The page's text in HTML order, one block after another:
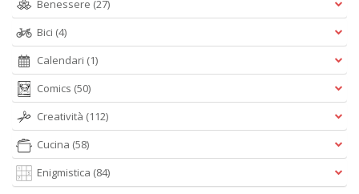
Benessere (27)
Bici (4)
Calendari (1)
Comics (50)
Creatività (112)
Cucina (58)
Enigmistica (84)